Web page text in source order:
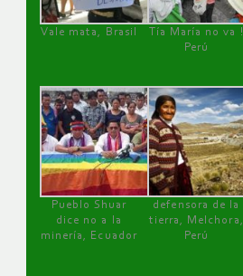
Vale mata, Brasil
Tía María no va !
Perú
Pueblo Shuar
dice no a la
minería, Ecuador
defensora de la
tierra, Melchora,
Perú